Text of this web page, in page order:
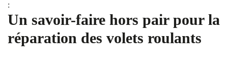
:
Un savoir-faire hors pair pour la
réparation des volets roulants